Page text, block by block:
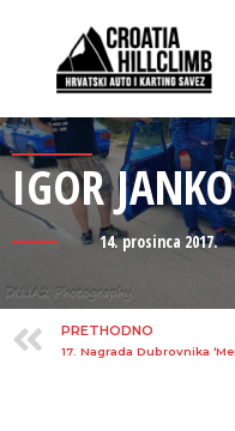
IGOR JANKO
14. prosinca 2017.
PRETHODNO